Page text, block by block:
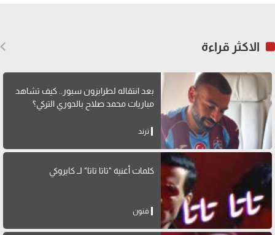
الاكثر قراءة
بعد انتقاله لطرابزون سبور.. كيف تشاهد
مباريات محمد صلاح بالدوري التركي؟
ترند
كلمات أغنية "تاتا تاتا" لــ كايروكي
فنون